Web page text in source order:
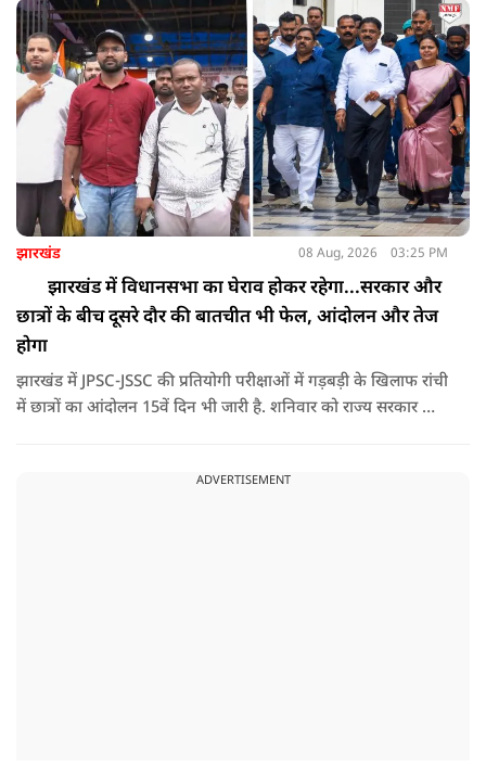
दिया.
झारखंड 08 Aug, 2026 03:25 PM
झारखंड में विधानसभा का घेराव होकर रहेगा...सरकार और
छात्रों के बीच दूसरे दौर की बातचीत भी फेल, आंदोलन और तेज
होगा
झारखंड में JPSC-JSSC की प्रतियोगी परीक्षाओं में गड़बड़ी के खिलाफ रांची
में छात्रों का आंदोलन 15वें दिन भी जारी है. शनिवार को राज्य सरकार और
ADVERTISEMENT